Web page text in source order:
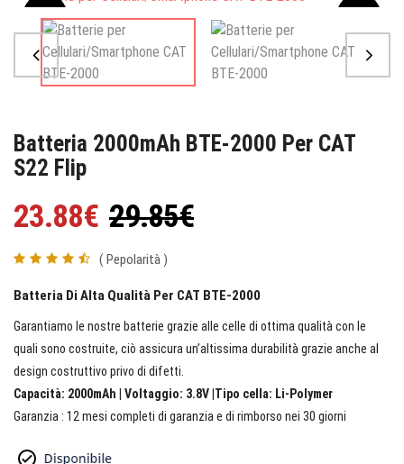
Sale
Batteria 2000mAh BTE-2000 Per CAT
S22 Flip
23.88€ 29.85€
( Pepolarità )
Batteria Di Alta Qualità Per CAT BTE-2000
Garantiamo le nostre batterie grazie alle celle di ottima qualità con le
quali sono costruite, ciò assicura un’altissima durabilità grazie anche al
design costruttivo privo di difetti.
Capacità: 2000mAh | Voltaggio: 3.8V |Tipo cella: Li-Polymer
Garanzia : 12 mesi completi di garanzia e di rimborso nei 30 giorni